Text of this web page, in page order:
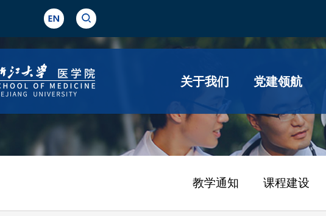
关于我们 党建领航
教学通知 课程建设